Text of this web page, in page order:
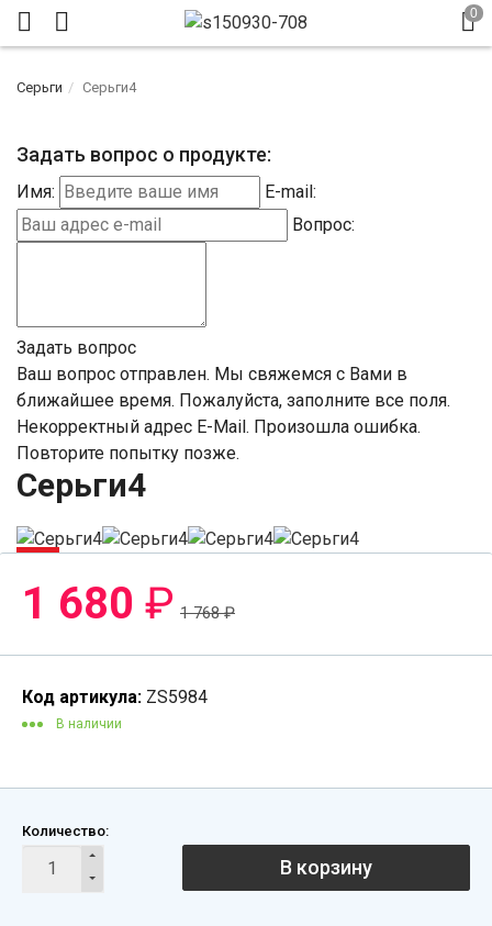
Серьги Серьги4
Задать вопрос о продукте:
Имя:
E-mail:
Вопрос:
Задать вопрос
Ваш вопрос отправлен. Мы свяжемся с Вами в
ближайшее время. Пожалуйста, заполните все поля.
Некорректный адрес E-Mail. Произошла ошибка.
Повторите попытку позже.
Серьги4
-5%
1 680 ₽ 1 768₽
Код артикула: ZS5984
В наличии
Количество:
В корзину